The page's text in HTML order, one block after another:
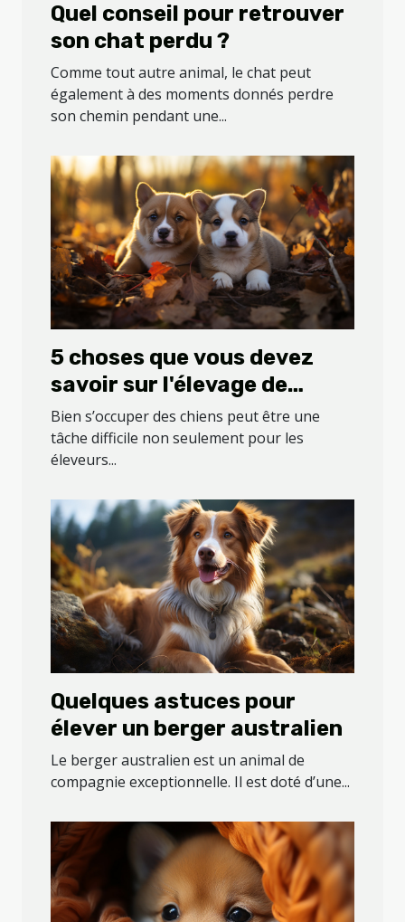
Quel conseil pour retrouver
son chat perdu ?
Comme tout autre animal, le chat peut
également à des moments donnés perdre
son chemin pendant une...
5 choses que vous devez
savoir sur l'élevage de
chiens
Bien s’occuper des chiens peut être une
tâche difficile non seulement pour les
éleveurs...
Quelques astuces pour
élever un berger australien
Le berger australien est un animal de
compagnie exceptionnelle. Il est doté d’une...